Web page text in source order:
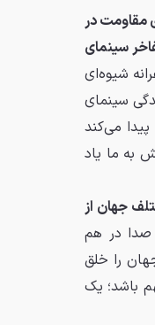
مقاومت در
سینمای
شیوه‌ای
سینمای
می‌کند
به ما یاد
از نقاط مختلف جهان از
صدا در هم
را خلق
باشد؛ یک